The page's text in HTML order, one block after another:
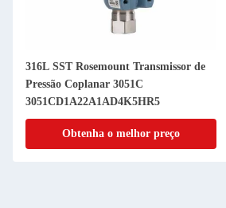
316L SST Rosemount Transmissor de
Pressão Coplanar 3051C
3051CD1A22A1AD4K5HR5
Obtenha o melhor preço